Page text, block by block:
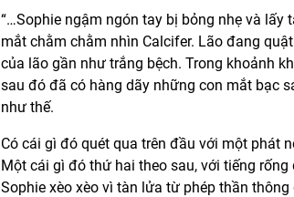
“…Sophie ngậm ngón tay bị bỏng nhẹ và
mắt chằm chằm nhìn Calcifer. Lão đang
của lão gần như trắng bệch. Trong khoảnh
sau đó đã có hàng dãy những con mắt bạc
như thế.
Có cái gì đó quét qua trên đầu với một phát
Một cái gì đó thứ hai theo sau, với tiếng
Sophie xèo xèo vì tàn lửa từ phép thần thông